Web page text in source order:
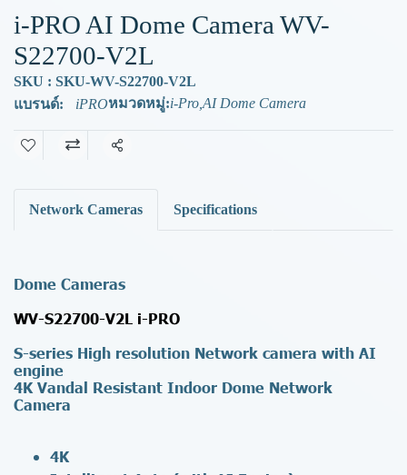
i-PRO AI Dome Camera WV-
S22700-V2L
SKU : SKU-WV-S22700-V2L
แบรนด์:
iPROหมวดหมู่:i-Pro AI Dome Camera
แชร์
Network Cameras Specifications
Dome Cameras
WV-S22700-V2L i-PRO
S-series High resolution Network camera with AI
engine
4K Vandal Resistant Indoor Dome Network
Camera
4K